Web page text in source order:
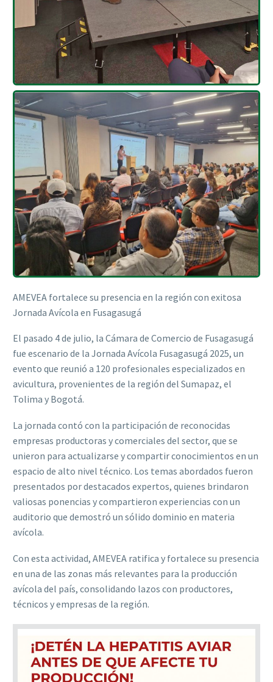
AMEVEA fortalece su presencia en la región con exitosa
Jornada Avícola en Fusagasugá
El pasado 4 de julio, la Cámara de Comercio de Fusagasugá
fue escenario de la Jornada Avícola Fusagasugá 2025, un
evento que reunió a 120 profesionales especializados en
avicultura, provenientes de la región del Sumapaz, el
Tolima y Bogotá.
La jornada contó con la participación de reconocidas
empresas productoras y comerciales del sector, que se
unieron para actualizarse y compartir conocimientos en un
espacio de alto nivel técnico. Los temas abordados fueron
presentados por destacados expertos, quienes brindaron
valiosas ponencias y compartieron experiencias con un
auditorio que demostró un sólido dominio en materia
avícola.
Con esta actividad, AMEVEA ratifica y fortalece su presencia
en una de las zonas más relevantes para la producción
avícola del país, consolidando lazos con productores,
técnicos y empresas de la región.